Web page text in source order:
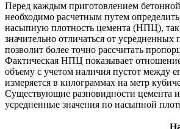
Перед каждым приготовлением бетонной
необходимо расчетным путем
насыпную плотность цемента (НПЦ),
значительно отличаться от усредненных
позволит более точно рассчитать
Фактическая НПЦ показывает
объему с учетом наличия пустот между
измеряется в килограммах на метр
Существующие разновидности цемента
усредненные значения по насыпной